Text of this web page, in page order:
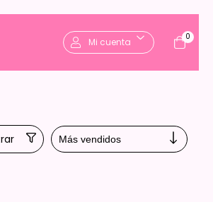
Mi cuenta 0